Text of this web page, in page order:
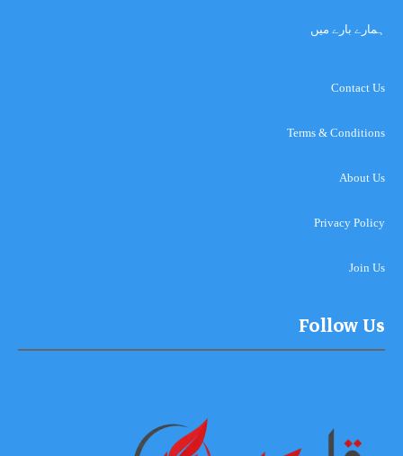
ہمارے بارے میں
Contact Us
Terms & Conditions
About Us
Privacy Policy
Join Us
Follow Us